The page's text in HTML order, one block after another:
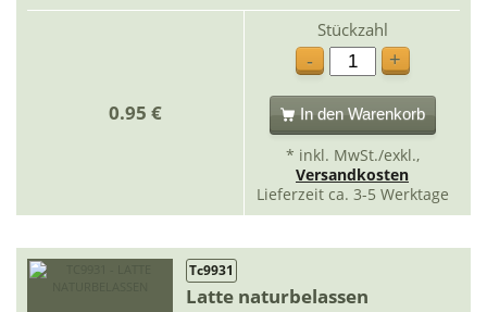
0.95 €
Stückzahl
-
+
In den Warenkorb
* inkl. MwSt./exkl.,
Versandkosten
Lieferzeit ca. 3-5 Werktage
Tc9931
Latte naturbelassen